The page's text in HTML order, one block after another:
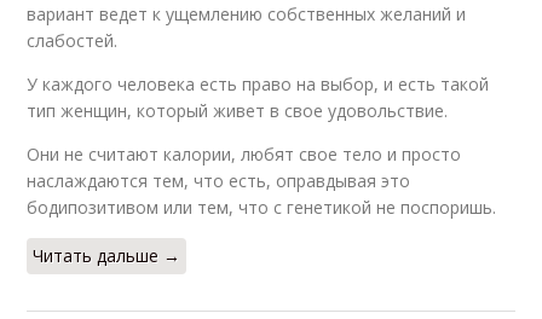
вариант ведет к ущемлению собственных желаний и
слабостей.
У каждого человека есть право на выбор, и есть такой
тип женщин, который живет в свое удовольствие.
Они не считают калории, любят свое тело и просто
наслаждаются тем, что есть, оправдывая это
бодипозитивом или тем, что с генетикой не поспоришь.
Читать дальше →